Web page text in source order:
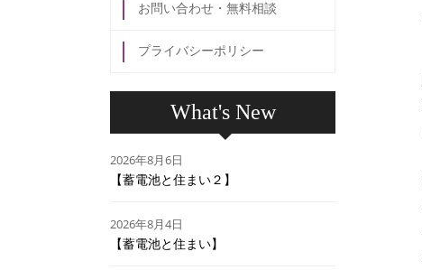
お問い合わせ・無料相談
プライバシーポリシー
What's New
2026年8月6日
【蓄電池と住まい２】
2026年8月4日
【蓄電池と住まい】